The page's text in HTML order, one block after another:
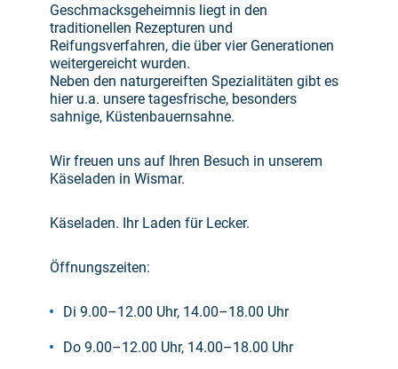
Geschmacksgeheimnis liegt in den
traditionellen Rezepturen und
Reifungsverfahren, die über vier Generationen
weitergereicht wurden.
Neben den naturgereiften Spezialitäten gibt es
hier u.a. unsere tagesfrische, besonders
sahnige, Küstenbauernsahne.
Wir freuen uns auf Ihren Besuch in unserem
Käseladen in Wismar.
Käseladen. Ihr Laden für Lecker.
Öffnungszeiten:
Di 9.00–12.00 Uhr, 14.00–18.00 Uhr
Do 9.00–12.00 Uhr, 14.00–18.00 Uhr